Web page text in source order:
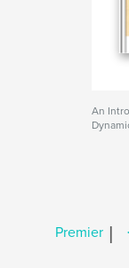
An
Premier |